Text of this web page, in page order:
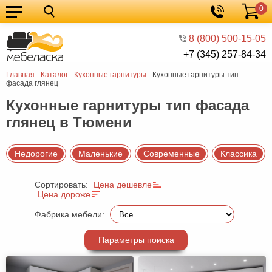
8 (800) 500-15-05
+7 (345) 257-84-34
Корзина
0
Главная - Каталог - Кухонные гарнитуры - Кухонные гарнитуры тип
фасада глянец
Кухонные
гарнитуры
Мебель
для
кухни
Мебель
для
спальни
Кровати
Шкафы
Диваны
Мягкая
мебель
Детская
мебель
Мебель
Кухонные гарнитуры тип фасада
глянец в Тюмени
Недорогие Маленькие Современные Классика
Сортировать:
Цена дешевле
Цена дороже
Фабрика мебели:
Параметры поиска